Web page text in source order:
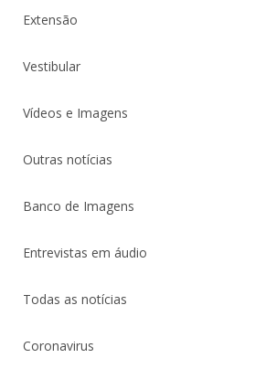
Extensão
Vestibular
Vídeos e Imagens
Outras notícias
Banco de Imagens
Entrevistas em áudio
Todas as notícias
Coronavirus